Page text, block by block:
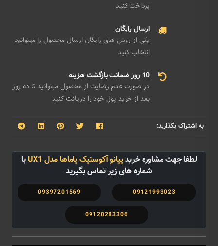
پرداخت کنید
ارسال رایگان
یکی از روش های رایگان ارسال محصول را میتوانید
انتخاب کنید
10 روز ضمانت بازگشت هزینه
در صورت عدم رضایت از محصول میتوانید تا ده روز
بعد از خرید پول خود را دریافت کنید
به اشتراک بگذارید:
لطفا جهت مشاوره خریدپیانو آکوستیک یاماها مدل UX1
با
شماره های زیر تماس بگیرید
09121993023
09397201569
09120283306